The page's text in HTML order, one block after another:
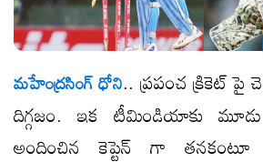
మహేంద్రసింగ్ ధోని.. ప్రపంచ క్రికెట్ పై
దిగ్గజం. ఇక టీమిండియాకు
అందించిన కెప్టెన్ గా తనకంటూ